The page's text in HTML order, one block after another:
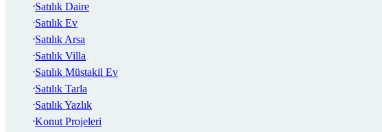
Satılık Daire
Satılık Ev
Satılık Arsa
Satılık Villa
Satılık Müstakil Ev
Satılık Tarla
Satılık Yazlık
Konut Projeleri